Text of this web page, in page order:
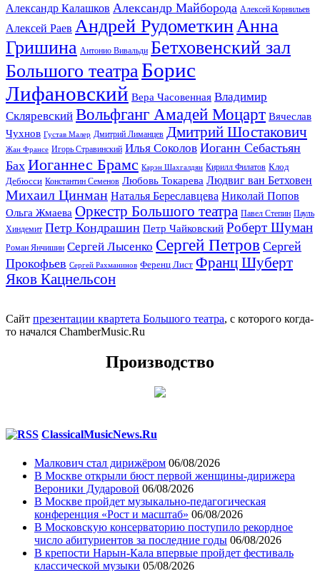
Александр Калашков Александр Майборода Алексей Корнильев
Алексей Раев Андрей РудометкинАнна
Гришина Антонио Вивальди Бетховенский зал
Большого театраБорис
Лифановский Вера Часовенная Владимир
Скляревский Вольфганг Амадей Моцарт Вячеслав
Чухнов Густав Малер Дмитрий Лиманцев Дмитрий Шостакович
Жан Франсе Игорь Стравинский Илья Соколов Иоганн Себастьян
Бах Иоганнес Брамс Карэн Шахгалдян Кирилл Филатов Клод
Дебюсси Константин Семенов Любовь Токарева Людвиг ван Бетховен
Михаил Цинман Наталья Береславцева Николай Попов
Ольга Жмаева Оркестр Большого театра Павел Степин Пауль
Хиндемит Петр Кондрашин Петр Чайковский Роберт Шуман
Роман Янчишин Сергей Лысенко Сергей Петров Сергей
Прокофьев Сергей Рахманинов Ференц Лист Франц Шуберт
Яков Кацнельсон
Сайт презентации квартета Большого театра, с которого когда-
то начался ChamberMusic.Ru
Производство
ClassicalMusicNews.Ru
Малкович стал дирижёром 06/08/2026
В Москве открыли бюст первой женщины-дирижера
Вероники Дударовой 06/08/2026
В Москве пройдет музыкально-педагогическая
конференция «Рост и масштаб» 06/08/2026
В Московскую консерваторию поступило рекордное
число абитуриентов за последние годы 06/08/2026
В крепости Нарын-Кала впервые пройдет фестиваль
классической музыки 05/08/2026